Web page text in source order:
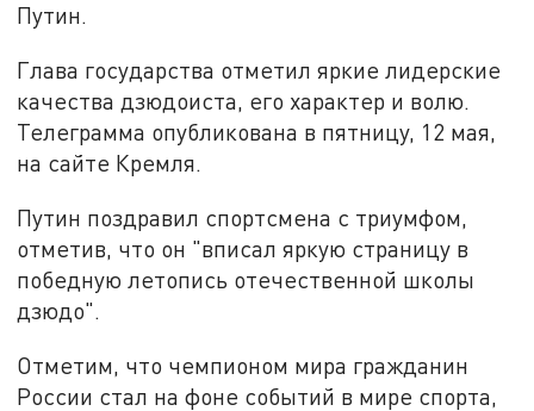
Путин.
Глава государства отметил яркие лидерские
качества дзюдоиста, его характер и волю.
Телеграмма опубликована в пятницу, 12 мая,
на сайте Кремля.
Путин поздравил спортсмена с триумфом,
отметив, что он "вписал яркую страницу в
победную летопись отечественной школы
дзюдо".
Отметим, что чемпионом мира гражданин
России стал на фоне событий в мире спорта,